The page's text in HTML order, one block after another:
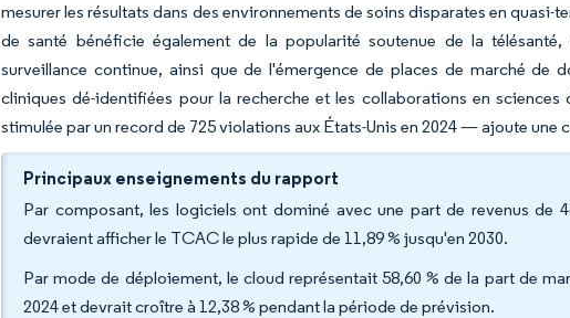
mesurer les résultats dans des environnements de soins disparates en
de santé bénéficie également de la popularité soutenue de la
surveillance continue, ainsi que de l'émergence de places de marché de
cliniques dé-identifiées pour la recherche et les collaborations en
stimulée par un record de 725 violations aux États-Unis en 2024 — ajoute
Principaux enseignements du rapport
Par composant, les logiciels ont dominé avec une part de revenus de
devraient afficher le TCAC le plus rapide de 11,89 % jusqu'en 2030.
Par mode de déploiement, le cloud représentait 58,60 % de la part de
2024 et devrait croître à 12,38 % pendant la période de prévision.